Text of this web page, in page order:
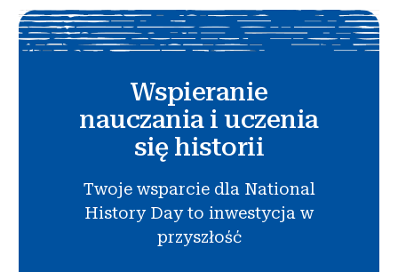
Wspieranie
nauczania i uczenia
się historii
Twoje wsparcie dla National
History Day to inwestycja w
przyszłość